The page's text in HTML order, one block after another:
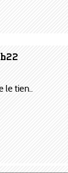
le tien..